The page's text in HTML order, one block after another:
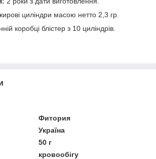
циліндри масою нетто 2,3 гр.
коробці блістер з 10 циліндрів.
Фитория
Україна
50 г
кровообігу